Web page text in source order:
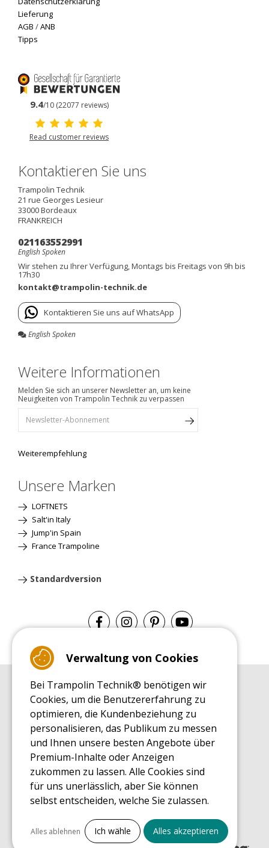
Lieferung
AGB /ANB
Tipps
9.4/10 (22077 reviews)
Read customer reviews
Kontaktieren Sie uns
Trampolin Technik
21 rue Georges Lesieur
33000Bordeaux
FRANKREICH
021163552991
English Spoken
Wir stehen zu Ihrer Verfügung, Montags bis Freitags von 9h bis
17h30
kontakt@trampolin-technik.de
Kontaktieren Sie uns auf WhatsApp
English Spoken
Weitere Informationen
Melden Sie sich an unserer Newsletter an, um keine
Neuigkeiten von Trampolin Technik zu verpassen
Weiterempfehlung
Unsere Marken
LOFTNETS
Salt'in Italy
Jump'in Spain
France Trampoline
Standardversion
EINKAUFSRATGEBER
Einkaufsratgeber
MONTAGE RATGEBER
Montagehinweise für ein Freizeit Trampolin
PFLEGERATGEBER
Pflegeratgeber für Ihr Freizeit Trampolin
ENDECKUNGSTOUR
Was Sie über Freizeit Trampoline wissen sollten
EINKAUFSRATGEBER FÜR ERSATZTEILE
Verwaltung von Cookies
Bei Trampolin Technik® benötigen wir
Cookies, um die Benutzererfahrung zu
optimieren, die Kundenbeziehung zu
personalisieren, das Publikum zu messen
und Ihnen unsere besten Angebote über
Premium-Inhalte oder Anzeigen
zukommen zu lassen. Alle Cookies sind
für uns unerlässlich, aber Sie können
selbst entscheiden, welche Sie zulassen.
Alles ankreuzen
Alles ablehnen Ich wähle Alles akzeptieren